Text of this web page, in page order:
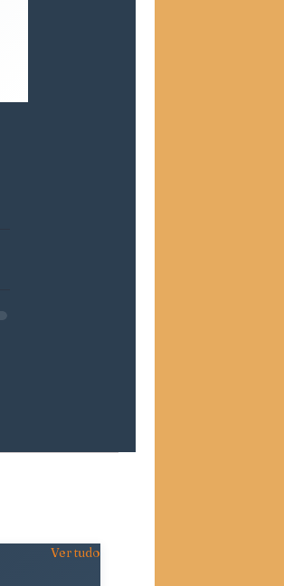
Ver tudo